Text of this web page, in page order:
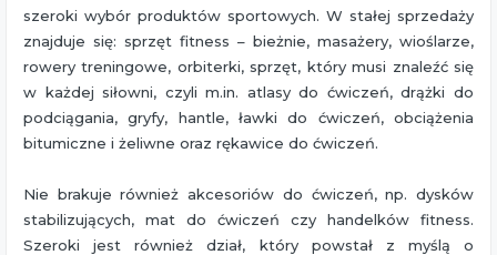
szeroki wybór produktów sportowych. W stałej sprzedaży
znajduje się: sprzęt fitness – bieżnie, masażery, wioślarze,
rowery treningowe, orbiterki, sprzęt, który musi znaleźć się
w każdej siłowni, czyli m.in. atlasy do ćwiczeń, drążki do
podciągania, gryfy, hantle, ławki do ćwiczeń, obciążenia
bitumiczne i żeliwne oraz rękawice do ćwiczeń.
Nie brakuje również akcesoriów do ćwiczeń, np. dysków
stabilizujących, mat do ćwiczeń czy handelków fitness.
Szeroki jest również dział, który powstał z myślą o